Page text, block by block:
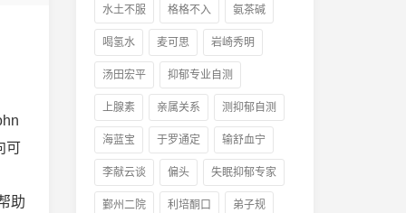
可
助
水土不服 格格不入 氨茶碱
喝氢水 麦可思 岩崎秀明
汤田宏平 抑郁专业自测
上腺素 亲属关系 测抑郁自测
海蓝宝 于罗通定 输舒血宁
李献云谈 偏头 失眠抑郁专家
鄞州二院 利培酮口 弟子规